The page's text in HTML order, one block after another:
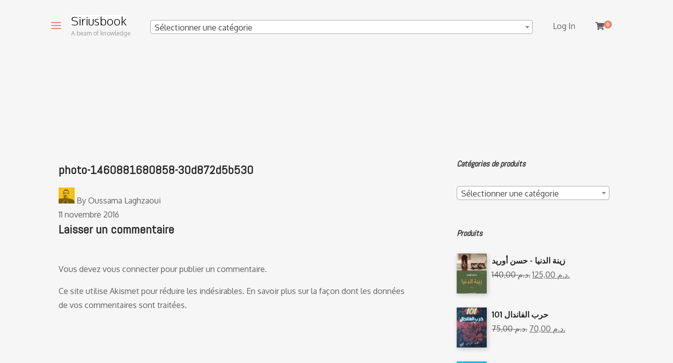
Siriusbook
A beam of knowledge
Sélectionner une catégorie Log In 0
photo-1460881680858-30d872d5b530
By Oussama Laghzaoui
11 novembre 2016
Laisser un commentaire
Vous devez vous connecterpour publier un commentaire.
Ce site utilise Akismet pour réduire les indésirables. En savoir plus sur la façon dont les données
de vos commentaires sont traitées.
Catégories de produits
Sélectionner une catégorie
Produits
زينة الدنيا - حسن أوريد
140,00
د.م. 125,00 د.م.
101 حرب الفاندال
75,00
د.م. 70,00 د.م.